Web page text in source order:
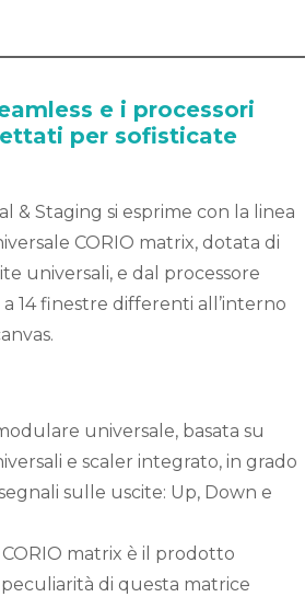
e i processori
per sofisticate
& Staging si esprime con la linea
CORIO matrix, dotata di
universali, e dal processore
14 finestre differenti all’interno
universale, basata su
e scaler integrato, in grado
sulle uscite: Up, Down e
matrix è il prodotto
di questa matrice